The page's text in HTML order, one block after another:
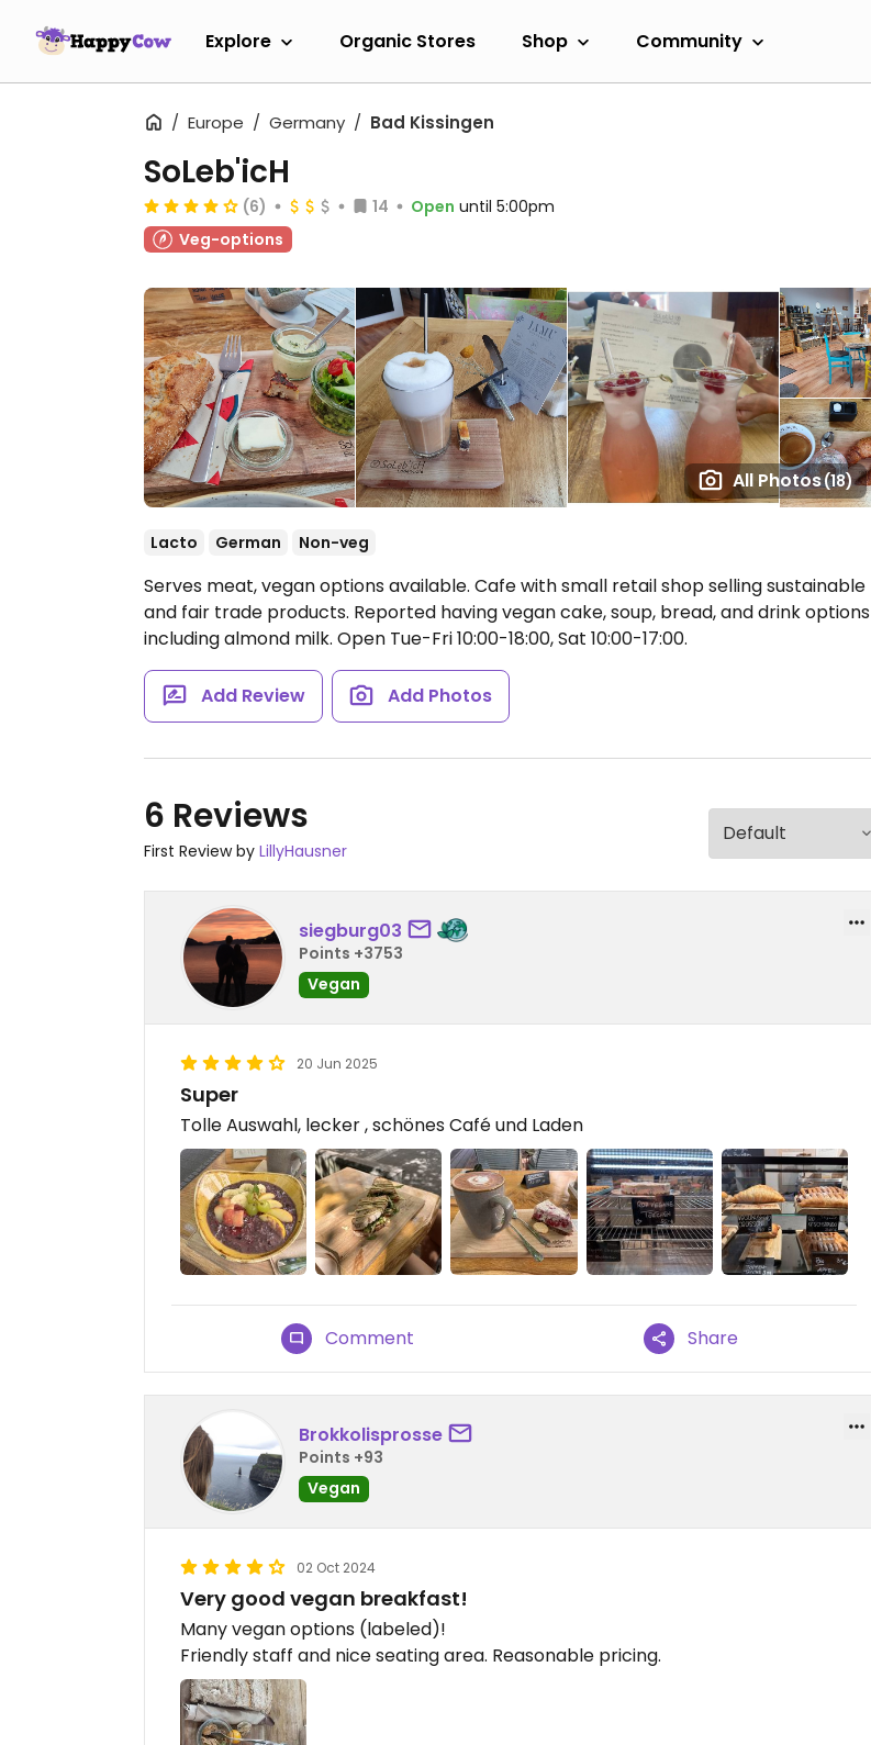
Explore Organic Stores Shop Community
Europe Germany Bad Kissingen
All Photos(18)
SoLeb'icH
(6) 14 Open until 5:00pm
Veg-options
Lacto German Non-veg
Serves meat, vegan options available. Cafe with small retail shop selling sustainable
and fair trade products. Reported having vegan cake, soup, bread, and drink options
including almond milk. Open Tue-Fri 10:00-18:00, Sat 10:00-17:00.
Add Review Add Photos
6 Reviews
First Review by LillyHausner
siegburg03
Points +3753
Vegan
20 Jun 2025
Super
Tolle Auswahl, lecker , schönes Café und Laden
Comment Share
Brokkolisprosse
Points +93
Vegan
02 Oct 2024
Very good vegan breakfast!
Many vegan options (labeled)!
Friendly staff and nice seating area. Reasonable pricing.